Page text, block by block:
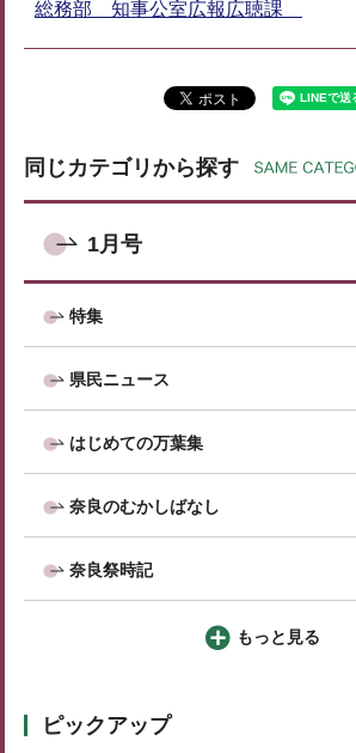
総務部 知事公室広報広聴課
同じカテゴリから探す
1月号
特集
県民ニュース
はじめての万葉集
奈良のむかしばなし
奈良祭時記
もっと見る
ピックアップ